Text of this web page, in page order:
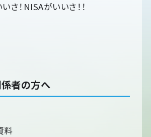
さ！NISAがいいさ！！
者の方へ
料